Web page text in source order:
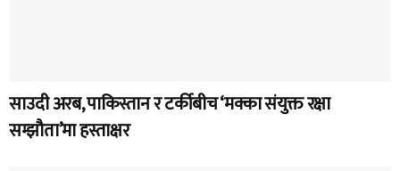
साउदी अरब, पाकिस्तान र टर्कीबीच ‘मक्का संयुक्त रक्षा
सम्झौता’मा हस्ताक्षर